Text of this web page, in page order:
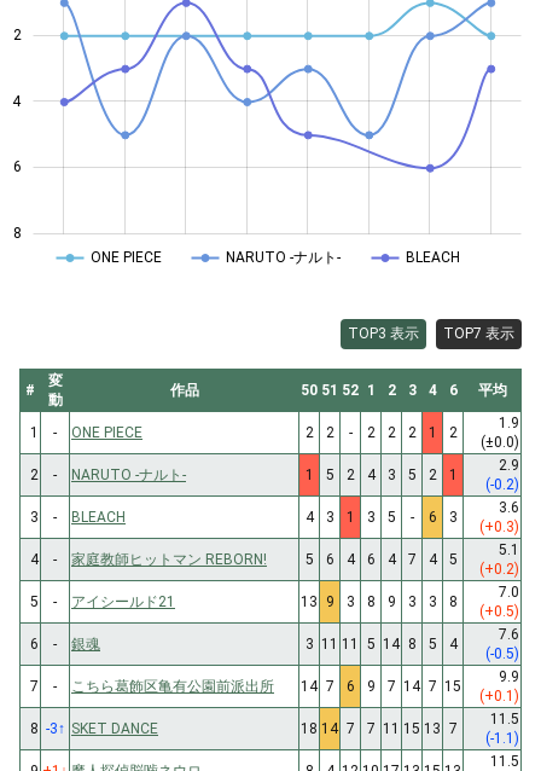
4
2
4
6
8
ONE PIECE NARUTO -ナルト- BLEACH
TOP3 表示 TOP7 表示
#
変
動
作品 50 51 52 1 2 3 4 6 平均
1 - ONE PIECE 2 2 - 2 2 2 1 2
1.9
(±0.0)
2
- NARUTO -ナルト- 1 5 2 4 3 5 2 1
2.9
(-0.2)
3
- BLEACH 4 3 1 3 5 - 6 3
3.6
(+0.3)
4
- 家庭教師ヒットマン REBORN! 5 6 4 6 4 7 4 5
5.1
(+0.2)
5
- アイシールド21 13 9 3 8 9 3 3 8
7.0
(+0.5)
6
- 銀魂 3 11 11 5 14 8 5 4
7.6
(-0.5)
7
- こちら葛飾区亀有公園前派出所 14 7 6 9 7 14 7 15
9.9
(+0.1)
8 -3↑ SKET DANCE 18 14 7 7 11 15 13 7
11.5
(-1.1)
11.5